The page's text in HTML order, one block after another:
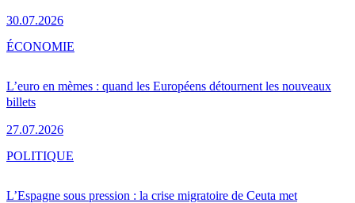
30.07.2026
L’euro en mèmes : quand les Européens détournent les nouveaux
billets
27.07.2026
ÉCONOMIE
L’Espagne sous pression : la crise migratoire de Ceuta met
POLITIQUE